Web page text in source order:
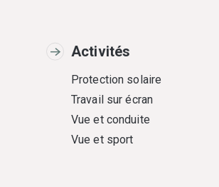
Activités
Protection solaire
Travail sur écran
Vue et conduite
Vue et sport